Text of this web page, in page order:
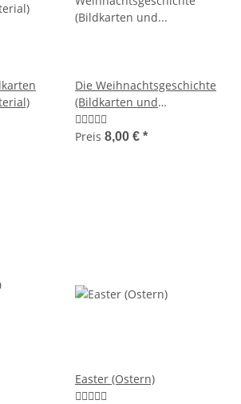
Die Weihnachtsgeschichte
(Bildkarten und
Unterrichtsmaterial)
Preis 8,00 € *
Easter (Ostern)